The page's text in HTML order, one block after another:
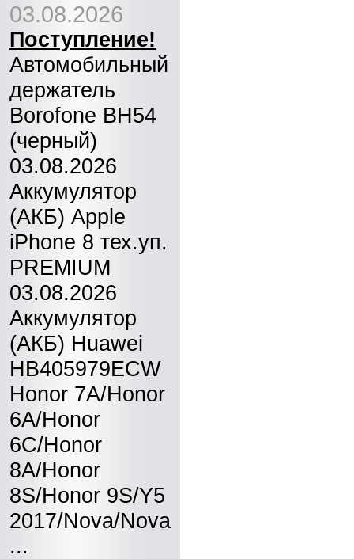
03.08.2026
Поступление!
Автомобильный
держатель
Borofone BH54
(черный)
03.08.2026
Аккумулятор
(АКБ) Apple
iPhone 8 тех.уп.
PREMIUM
03.08.2026
Аккумулятор
(АКБ) Huawei
HB405979ECW
Honor 7A/Honor
6A/Honor
6C/Honor
8A/Honor
8S/Honor 9S/Y5
2017/Nova/Nova
...